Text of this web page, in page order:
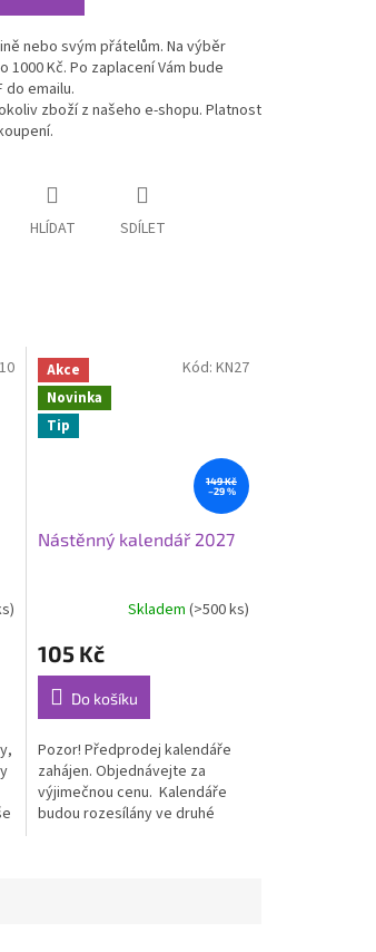
nebo svým přátelům. Na výběr
Kč. Po zaplacení Vám bude
do emailu.
zboží z našeho e-shopu. Platnost
HLÍDAT SDÍLET
Akce
Novinka
Tip
149 Kč
–29 %
Nástěnný kalendář 2027
Skladem (>500 ks)
105 Kč
Do košíku
Pozor! Předprodej kalendáře
zahájen. Objednávejte za
výjimečnou cenu. Kalendáře
budou rozesílány ve druhé
Kód: KN27